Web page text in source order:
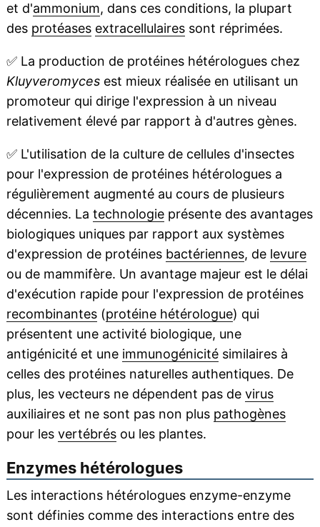
et d'ammonium, dans ces conditions, la plupart
des protéases extracellulairessont réprimées.
✅La production de protéines hétérologues chez
Kluyveromycesest mieux réalisée en utilisant un
promoteur qui dirige l'expression à un niveau
relativement élevé par rapport à d'autres gènes.
✅L'utilisation de la culture de cellules d'insectes
pour l'expression de protéines hétérologues a
régulièrement augmenté au cours de plusieurs
décennies. La technologieprésente des avantages
biologiques uniques par rapport aux systèmes
d'expression de protéines bactériennes, de levure
ou de mammifère. Un avantage majeur est le délai
d'exécution rapide pour l'expression de protéines
recombinantes(protéine hétérologue) qui
présentent une activité biologique, une
antigénicité et une immunogénicitésimilaires à
celles des protéines naturelles authentiques. De
plus, les vecteurs ne dépendent pas de virus
auxiliaires et ne sont pas non plus pathogènes
pour les vertébrésou les plantes.
Enzymes hétérologues
Les interactions hétérologues enzyme-enzyme
sont définies comme des interactions entre des